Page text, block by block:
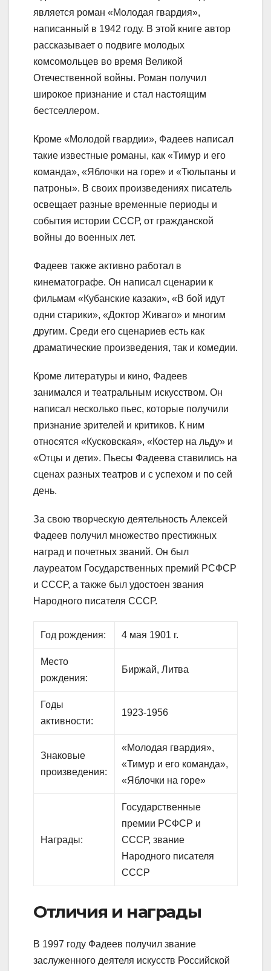
является роман «Молодая гвардия»,
написанный в 1942 году. В этой книге автор
рассказывает о подвиге молодых
комсомольцев во время Великой
Отечественной войны. Роман получил
широкое признание и стал настоящим
бестселлером.
Кроме «Молодой гвардии», Фадеев написал
такие известные романы, как «Тимур и его
команда», «Яблочки на горе» и «Тюльпаны и
патроны». В своих произведениях писатель
освещает разные временные периоды и
события истории СССР, от гражданской
войны до военных лет.
Фадеев также активно работал в
кинематографе. Он написал сценарии к
фильмам «Кубанские казаки», «В бой идут
одни старики», «Доктор Живаго» и многим
другим. Среди его сценариев есть как
драматические произведения, так и комедии.
Кроме литературы и кино, Фадеев
занимался и театральным искусством. Он
написал несколько пьес, которые получили
признание зрителей и критиков. К ним
относятся «Кусковская», «Костер на льду» и
«Отцы и дети». Пьесы Фадеева ставились на
сценах разных театров и с успехом и по сей
день.
За свою творческую деятельность Алексей
Фадеев получил множество престижных
наград и почетных званий. Он был
лауреатом Государственных премий РСФСР
и СССР, а также был удостоен звания
Народного писателя СССР.
Год рождения: 4 мая 1901 г.
Место
рождения:
Биржай, Литва
Годы
активности:
1923-1956
Знаковые
произведения:
«Молодая гвардия»,
«Тимур и его команда»,
«Яблочки на горе»
Награды:
Государственные
премии РСФСР и
СССР, звание
Народного писателя
СССР
Отличия и награды
В 1997 году Фадеев получил звание
заслуженного деятеля искусств Российской